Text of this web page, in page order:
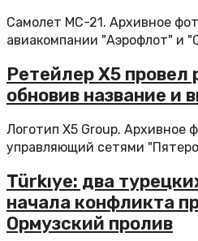
Самолет МС-21. Архивное
авиакомпании "Аэрофлот" и
Ретейлер X5 провел
обновив название и
Логотип X5 Group. Архивное
управляющий сетями
Türkıye: два
начала конфликта
Ормузский пролив